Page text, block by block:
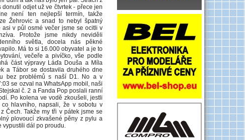
donutil odjet už ve čtvrtek - přece jen
není ten nejlepší termín, takže
Žehrovic a snad to nebyl špatný
asi v půl osmé večer jsme se ocitli v
Protože jsme nikdy neviděli
světla, docela nás pěkné
Má to si 16.000 obyvatel a je to
večeře a pivíčko, vše podle
část výpravy Láďa Douša a Míla
a Tábor se dostavila druhého dne
bez problémů s naší D1. No a v
se ozval na WhatsApp mobil, naši
č. 2 a Fanda Pop poslali ranní
Po kolena ve vodě zkoušeli, jestli
hlavního, napsali, že v sobotu v
Čech. Takže my tři v pátek jsme se
plovoucí zkvašené pěny z pylu a
vypustili dál po proudu.